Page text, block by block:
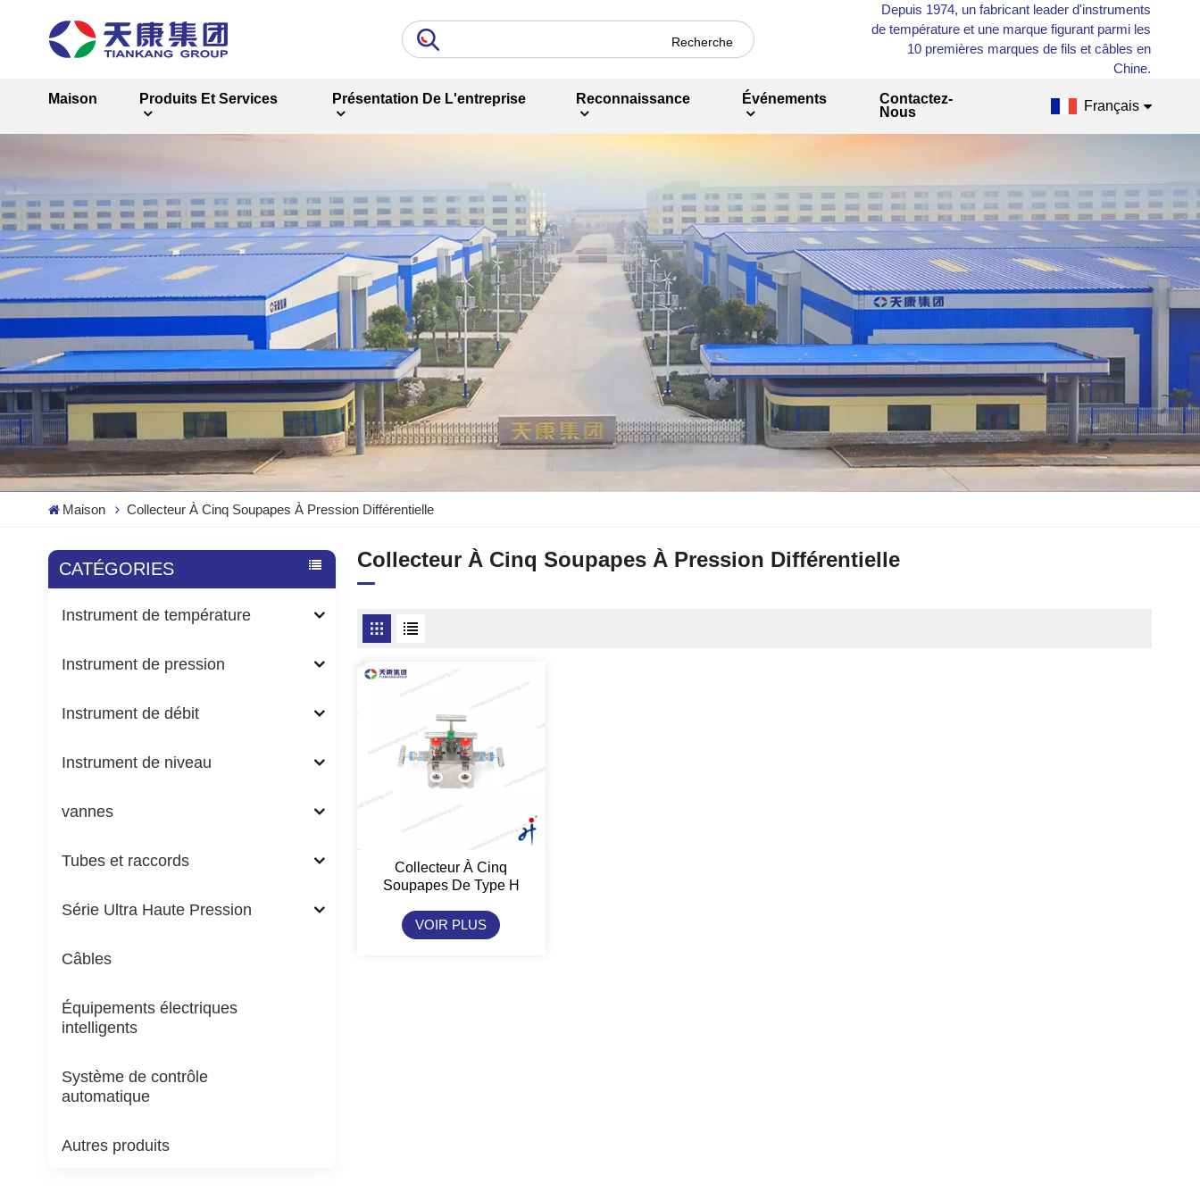
Depuis 1974, un fabricant leader d'instruments
de température et une marque figurant parmi les
10 premières marques de fils et câbles en
Chine.
Maison
Produits Et Services Présentation De L'entreprise Reconnaissance Événements
Contactez-
Nous
Français
Français
Русский
Español
Maison Collecteur À Cinq Soupapes À Pression Différentielle
CATÉGORIES
Instrument de température
Instrument de pression
Instrument de débit
Instrument de niveau
vannes
Tubes et raccords
Série Ultra Haute Pression
Câbles
Équipements électriques
intelligents
Système de contrôle
automatique
Autres produits
Collecteur À Cinq Soupapes À Pression Différentielle
Collecteur À Cinq
Soupapes De Type H
VOIR PLUS